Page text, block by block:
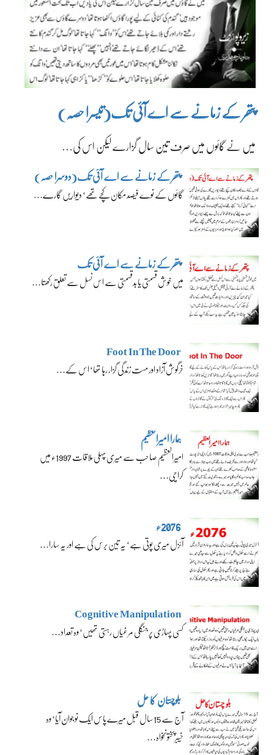
پتھر کے زمانے سے اے آئی تک(تیسرا حصہ)
میں نے گائوں میں صرف تین سال گزارے لیکن اس کی…
پتھر کے زمانے سے اے آئی تک(دوسرا حصہ)
گائوں کے نوے فیصد مکان کچے تھے‘ دیواریں گارے…
پتھر کے زمانے سے اے آئی تک
میں خوش قسمتی یا بدقسمتی سے اس نسل سے تعلق رکھتا…
Foot In The Door
خرگوش آزاد اور مست زندگی گزار رہا تھا‘ اس کے…
ہمارا امیرالعظیم
امیرالعظیم صاحب سے میری پہلی ملاقات 1997ء میں
کراچی…
2076ء
آئزل میری پوتی ہے‘ یہ تین برس کی ہے اور یہ سارا…
Cognitive Manipulation
کسی پہاڑی پر جنگلی مرغیاں رہتی تھیں‘ وہ تعداد…
بلوچستان کا حل
آج سے 15 سال قبل میرے پاس ایک نوجوان آیا‘ وہ
خیبرپختونخواہ…